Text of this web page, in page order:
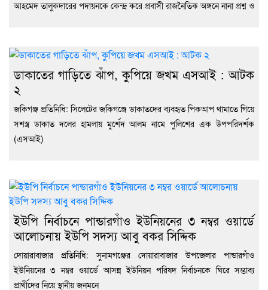
আহমেদ তালুকদারের পদায়নকে কেন্দ্র করে প্রবাসী রাজনৈতিক অঙ্গনে নানা প্রশ্ন ও
ডাকাতের গাড়িতে ঝাঁপ, কুপিয়ে জখম এসআই : আটক
২
জকিগঞ্জ প্রতিনিধি: সিলেটের জকিগঞ্জে ডাকাতদের ব্যবহৃত পিকআপ থামাতে গিয়ে
সশস্ত্র ডাকাত দলের হামলায় মুর্শেদ আলম নামে পুলিশের এক উপপরিদর্শক
(এসআই)
ইউপি নির্বাচনে পান্ডারগাঁও ইউনিয়নের ৩ নম্বর ওয়ার্ডে
আলোচনায় ইউপি সদস্য আবু বকর সিদ্দিক
দোয়ারাবাজার প্রতিনিধি: সুনামগঞ্জের দোয়ারাবাজার উপজেলার পান্ডারগাঁও
ইউনিয়নের ৩ নম্বর ওয়ার্ডে আসন্ন ইউনিয়ন পরিষদ নির্বাচনকে ঘিরে সম্ভাব্য
প্রার্থীদের নিয়ে স্থানীয় জনমনে